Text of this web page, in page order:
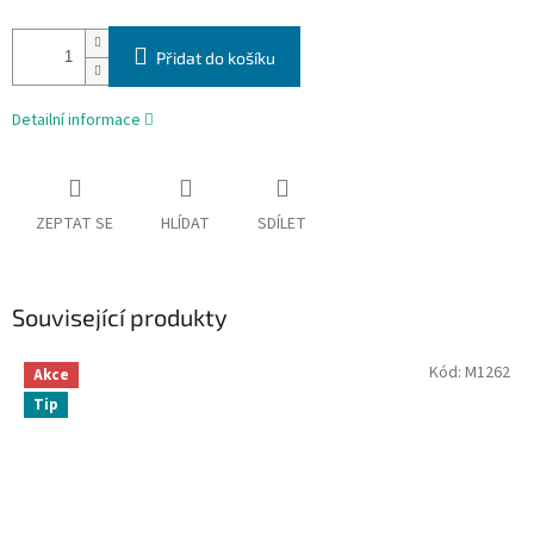
Přidat do košíku
Detailní informace
ZEPTAT SE HLÍDAT SDÍLET
Související produkty
Akce
Tip
Kód: M1262